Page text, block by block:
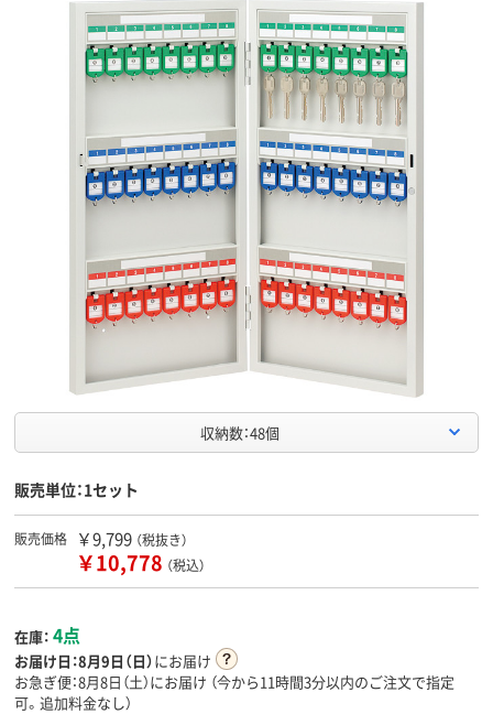
収納数：48個
販売単位：1セット
販売価格 ￥9,799 （税抜き）
￥10,778 （税込）
在庫： 4点
お届け日：8月9日（日）にお届け
お急ぎ便：8月8日（土）にお届け （今から11時間3分以内のご注文で指定
可。追加料金なし）